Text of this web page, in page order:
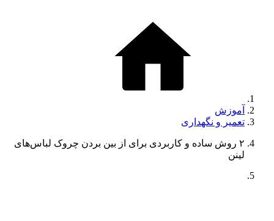
آموزش
تعمیر و نگهداری
۲ روش ساده و کاربردی برای از بین بردن چروک لباس‌های
لینن